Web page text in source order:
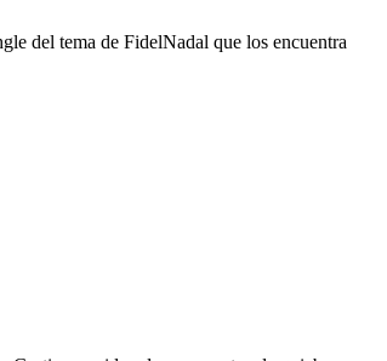
del tema de FidelNadal que los encuentra